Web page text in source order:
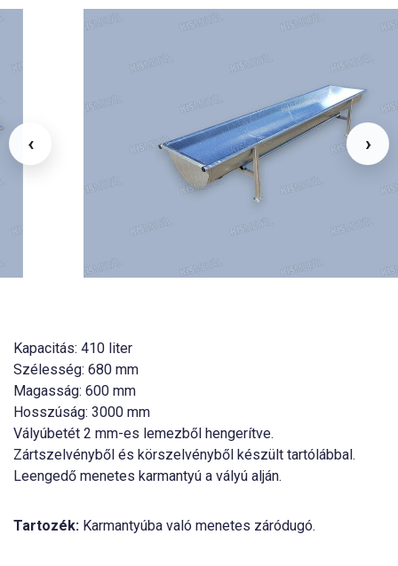
›
‹
Kapacitás: 410 liter
Szélesség: 680 mm
Magasság: 600 mm
Hosszúság: 3000 mm
Vályúbetét 2 mm-es lemezből hengerítve.
Zártszelvényből és körszelvényből készült tartólábbal.
Leengedő menetes karmantyú a vályú alján.
Tartozék: Karmantyúba való menetes záródugó.